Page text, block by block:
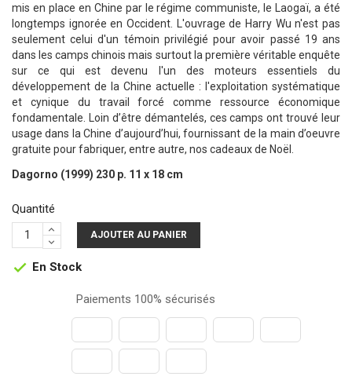
mis en place en Chine par le régime communiste, le Laogaï, a été
longtemps ignorée en Occident. L'ouvrage de Harry Wu n'est pas
seulement celui d'un témoin privilégié pour avoir passé 19 ans
dans les camps chinois mais surtout la première véritable enquête
sur ce qui est devenu l'un des moteurs essentiels du
développement de la Chine actuelle : l'exploitation systématique
et cynique du travail forcé comme ressource économique
fondamentale. Loin d’être démantelés, ces camps ont trouvé leur
usage dans la Chine d’aujourd’hui, fournissant de la main d’oeuvre
gratuite pour fabriquer, entre autre, nos cadeaux de Noël.
Dagorno (1999) 230 p. 11 x 18 cm
Quantité
AJOUTER AU PANIER
 En Stock
Paiements 100% sécurisés